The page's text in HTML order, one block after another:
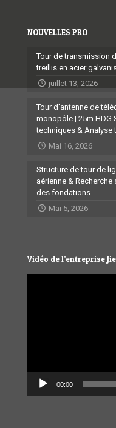
NOUVELLES PRO
Tour de transmission
treillis en acier
juillet 13, 2026
Tour d'antenne de
monopôle | 25m HDG
techniques & Analyse
Mai 16, 2026
Structure de tour de
aérienne &
des fondations
Mai 5, 2026
Vidéo de l’entreprise
00:00